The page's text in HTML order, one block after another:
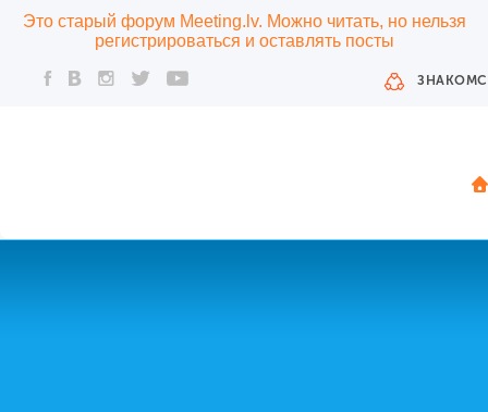
Это старый форум Meeting.lv. Можно читать, но нельзя
регистрироваться и оставлять посты